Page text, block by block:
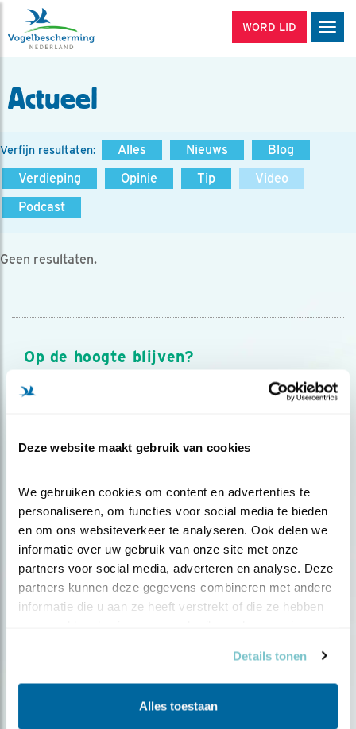
Deze website maakt gebruik van cookies
We gebruiken cookies om content en advertenties te
personaliseren, om functies voor social media te bieden
en om ons websiteverkeer te analyseren. Ook delen we
informatie over uw gebruik van onze site met onze
partners voor social media, adverteren en analyse. Deze
partners kunnen deze gegevens combineren met andere
informatie die u aan ze heeft verstrekt of die ze hebben
Details tonen
Alles toestaan
WORD LID
Actueel
Verfijn resultaten: Alles Nieuws
Blog
Verdieping
Opinie Tip
Video
Podcast
Geen resultaten.
Op de hoogte blijven?
Meld je aan en ontvang nieuws, inspiratie, acties en tips
over vogels en activiteiten van Vogelbescherming.